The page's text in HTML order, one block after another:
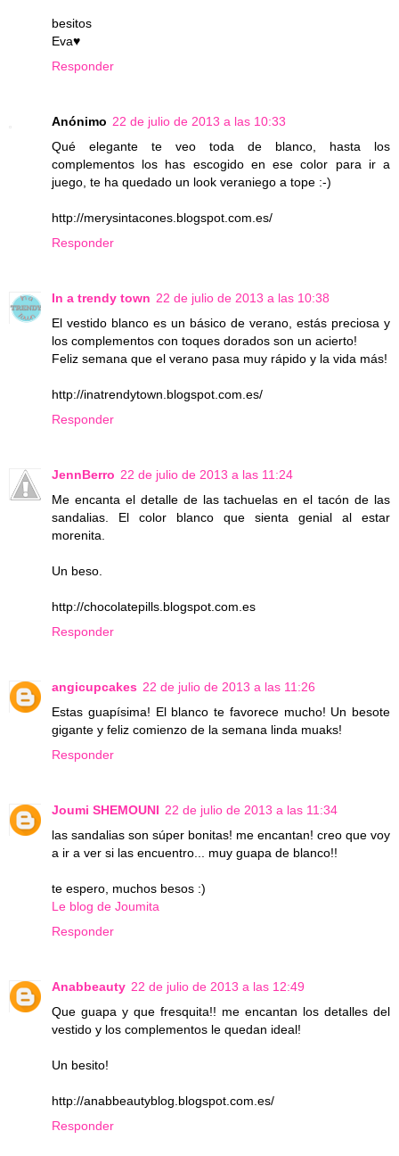
besitos
Eva♥
Responder
Anónimo 22 de julio de 2013 a las 10:33
Qué elegante te veo toda de blanco, hasta los
complementos los has escogido en ese color para ir a
juego, te ha quedado un look veraniego a tope :-)
http://merysintacones.blogspot.com.es/
Responder
In a trendy town 22 de julio de 2013 a las 10:38
El vestido blanco es un básico de verano, estás preciosa y
los complementos con toques dorados son un acierto!
Feliz semana que el verano pasa muy rápido y la vida más!
http://inatrendytown.blogspot.com.es/
Responder
JennBerro 22 de julio de 2013 a las 11:24
Me encanta el detalle de las tachuelas en el tacón de las
sandalias. El color blanco que sienta genial al estar
morenita.
Un beso.
http://chocolatepills.blogspot.com.es
Responder
angicupcakes 22 de julio de 2013 a las 11:26
Estas guapísima! El blanco te favorece mucho! Un besote
gigante y feliz comienzo de la semana linda muaks!
Responder
Joumi SHEMOUNI 22 de julio de 2013 a las 11:34
las sandalias son súper bonitas! me encantan! creo que voy
a ir a ver si las encuentro... muy guapa de blanco!!
te espero, muchos besos :)
Le blog de Joumita
Responder
Anabbeauty 22 de julio de 2013 a las 12:49
Que guapa y que fresquita!! me encantan los detalles del
vestido y los complementos le quedan ideal!
Un besito!
http://anabbeautyblog.blogspot.com.es/
Responder